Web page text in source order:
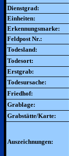
Dienstgrad:
Einheiten:
Erkennungsmarke:
Feldpost Nr.:
Todesland:
Todesort:
Erstgrab:
Todesursache:
Friedhof:
Grablage:
Grabstätte/Karte:
Auszeichnungen: